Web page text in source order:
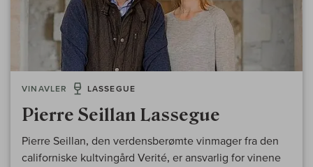
VINAVLER LASSEGUE
Pierre Seillan Lassegue
Pierre Seillan, den verdensberømte vinmager fra den
californiske kultvingård Verité, er ansvarlig for vinene